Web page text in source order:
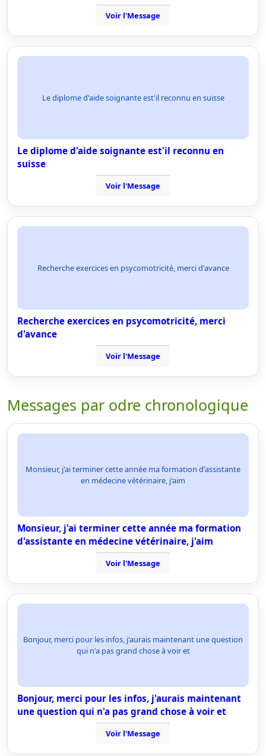
Voir l'Message
Le diplome d'aide soignante est'il reconnu en suisse
Le diplome d'aide soignante est'il reconnu en
suisse
Voir l'Message
Recherche exercices en psycomotricité, merci d'avance
Recherche exercices en psycomotricité, merci
d'avance
Voir l'Message
Messages par odre chronologique
Monsieur, j'ai terminer cette année ma formation d'assistante
en médecine vétérinaire, j'aim
Monsieur, j'ai terminer cette année ma formation
d'assistante en médecine vétérinaire, j'aim
Voir l'Message
Bonjour, merci pour les infos, j'aurais maintenant une question
qui n'a pas grand chose à voir et
Bonjour, merci pour les infos, j'aurais maintenant
une question qui n'a pas grand chose à voir et
Voir l'Message